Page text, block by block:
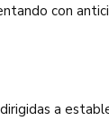
con
a